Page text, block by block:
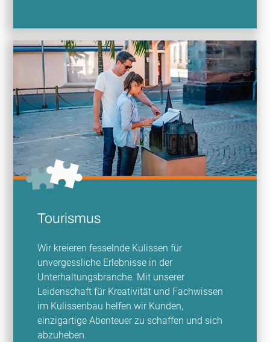
Tourismus
Wir kreieren fesselnde Kulissen für
unvergessliche Erlebnisse in der
Unterhaltungsbranche. Mit unserer
Leidenschaft für Kreativität und Fachwissen
im Kulissenbau helfen wir Kunden,
einzigartige Abenteuer zu schaffen und sich
abzuheben.